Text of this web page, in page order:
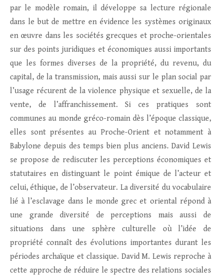
par le modèle romain, il développe sa lecture régionale
dans le but de mettre en évidence les systèmes originaux
en œuvre dans les sociétés grecques et proche-orientales
sur des points juridiques et économiques aussi importants
que les formes diverses de la propriété, du revenu, du
capital, de la transmission, mais aussi sur le plan social par
l’usage récurent de la violence physique et sexuelle, de la
vente, de l’affranchissement. Si ces pratiques sont
communes au monde gréco-romain dès l’époque classique,
elles sont présentes au Proche-Orient et notamment à
Babylone depuis des temps bien plus anciens. David Lewis
se propose de rediscuter les perceptions économiques et
statutaires en distinguant le point émique de l’acteur et
celui, éthique, de l’observateur. La diversité du vocabulaire
lié à l’esclavage dans le monde grec et oriental répond à
une grande diversité de perceptions mais aussi de
situations dans une sphère culturelle où l’idée de
propriété connaît des évolutions importantes durant les
périodes archaïque et classique. David M. Lewis reproche à
cette approche de réduire le spectre des relations sociales